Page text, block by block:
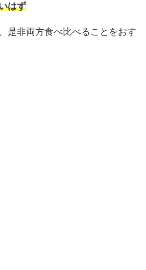
はず
是非両方食べ比べることをおす